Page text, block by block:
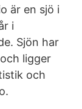
är en sjö i
i
Sjön har
ligger
och